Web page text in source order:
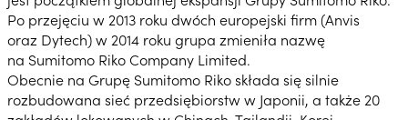
Po przejęciu w 2013 roku dwóch europejski firm (Anvis
oraz Dytech) w 2014 roku grupa zmieniła nazwę
na Sumitomo Riko Company Limited.
Obecnie na Grupę Sumitomo Riko składa się silnie
rozbudowana sieć przedsiębiorstw w Japonii, a także 20